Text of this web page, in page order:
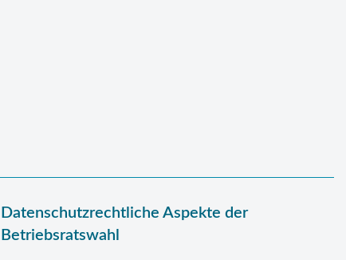
Datenschutzrechtliche Aspekte der
Betriebsratswahl